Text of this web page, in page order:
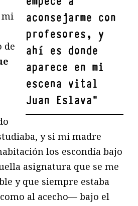
aconsejarme con
profesores, y
ahí es donde
aparece en mi
escena vital
Juan Eslava"
mi
de
y si mi madre
los escondía bajo
asignatura que se me
y que siempre estaba
al acecho— bajo el